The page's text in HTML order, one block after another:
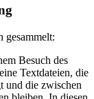
gesammelt:
Besuch des
Textdateien, die
und die zwischen